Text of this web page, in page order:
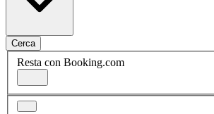
Cerca
Resta con Booking.com